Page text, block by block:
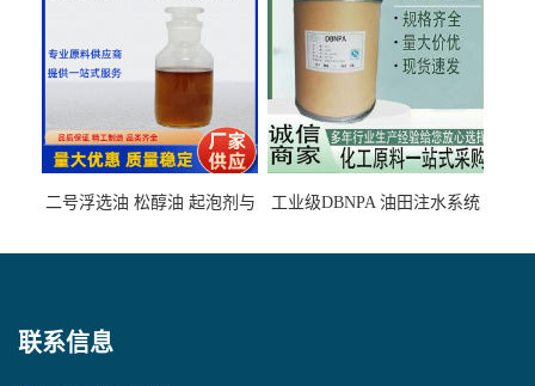
二号浮选油 松醇油 起泡剂与
工业级DBNPA 油田注水系统
联系信息